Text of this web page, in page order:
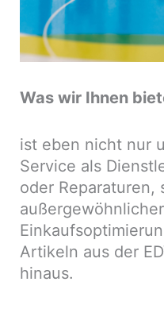
Was wir Ihnen
ist eben nicht nur
Service als
oder Reparaturen,
Artikeln aus der
hinaus.